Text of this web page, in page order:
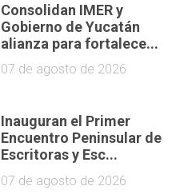
Consolidan IMER y
Gobierno de Yucatán
alianza para fortalece...
07 de agosto de 2026
Inauguran el Primer
Encuentro Peninsular de
Escritoras y Esc...
07 de agosto de 2026